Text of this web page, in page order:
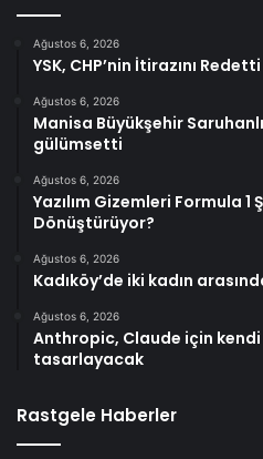
Ağustos 6, 2026
YSK, CHP’nin İtirazını Redetti
Ağustos 6, 2026
Manisa Büyükşehir
gülümsetti
Ağustos 6, 2026
Yazılım Gizemleri Formula 1
Dönüştürüyor?
Ağustos 6, 2026
Kadıköy’de iki kadın
Ağustos 6, 2026
Anthropic, Claude için
tasarlayacak
Rastgele Haberler